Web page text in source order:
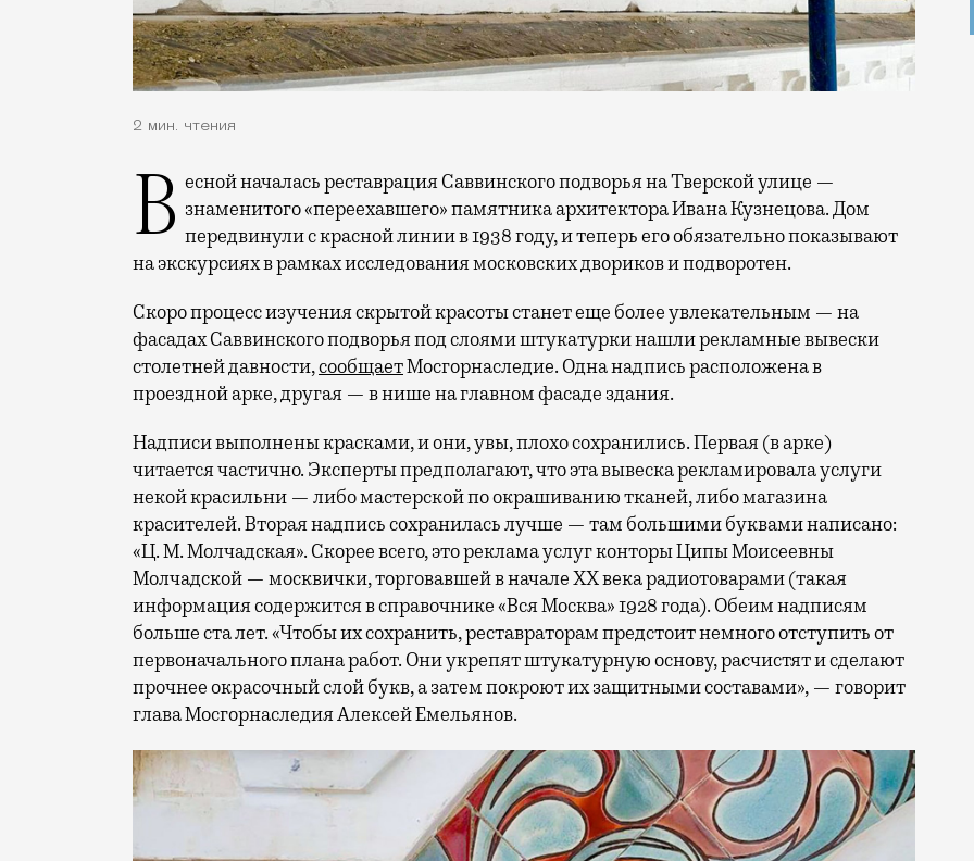
2 мин. чтения
Весной началась реставрация Саввинского подворья на Тверской улице — знаменитого «переехавшего» памятника архитектора Ивана Кузнецова. Дом
передвинули с красной линии в 1938 году, и теперь его обязательно показывают
на экскурсиях в рамках исследования московских двориков и подворотен.
Скоро процесс изучения скрытой красоты станет еще более увлекательным — на
фасадах Саввинского подворья под слоями штукатурки нашли рекламные вывески
столетней давности,сообщаетМосгорнаследие. Одна надпись расположена в
проездной арке, другая — в нише на главном фасаде здания.
Надписи выполнены красками, и они, увы, плохо сохранились. Первая (в арке)
читается частично. Эксперты предполагают, что эта вывеска рекламировала услуги
некой красильни — либо мастерской по окрашиванию тканей, либо магазина
красителей. Вторая надпись сохранилась лучше — там большими буквами написано:
«Ц. М. Молчадская». Скорее всего, это реклама услуг конторы Ципы Моисеевны
Молчадской — москвички, торговавшей в начале XX века радиотоварами (такая
информация содержится в справочнике «Вся Москва» 1928 года). Обеим надписям
больше ста лет. «Чтобы их сохранить, реставраторам предстоит немного отступить от
первоначального плана работ. Они укрепят штукатурную основу, расчистят и сделают
прочнее окрасочный слой букв, а затем покроют их защитными составами», — говорит
глава Мосгорнаследия Алексей Емельянов.